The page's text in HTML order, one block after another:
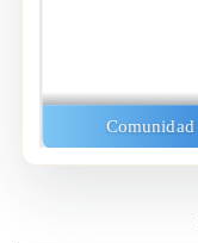
Comunidad